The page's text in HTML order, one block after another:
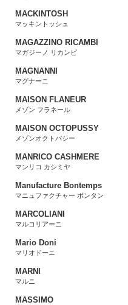
MACKINTOSH
マッキントッシュ
MAGAZZINO RICAMBI
マガジーノ リカンビ
MAGNANNI
マグナーニ
MAISON FLANEUR
メゾン フラネール
MAISON OCTOPUSSY
メゾンオクトパシー
MANRICO CASHMERE
マンリコ カシミヤ
Manufacture Bontemps
マニュファクチャー ボンタン
MARCOLIANI
マルコリアーニ
Mario Doni
マリオドーニ
MARNI
マルニ
MASSIMO